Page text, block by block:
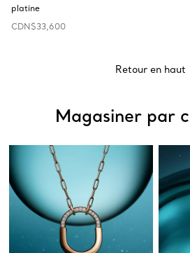
platine
CDN$33,600
Retour en haut
Magasiner par